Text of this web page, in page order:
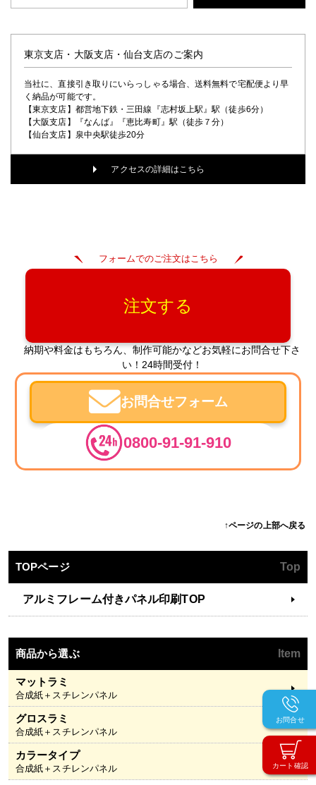
カート確認
お問合せ
東京支店・大阪支店・仙台支店のご案内
当社に、直接引き取りにいらっしゃる場合、送料無料で宅配便より早
く納品が可能です。
【東京支店】都営地下鉄・三田線『志村坂上駅』駅（徒歩6分）
【大阪支店】『なんば』『恵比寿町』駅（徒歩７分）
【仙台支店】泉中央駅徒歩20分
アクセスの詳細はこちら
フォームでのご注文はこちら
注文する
納期や料金はもちろん、制作可能かなどお気軽にお問合せ下さ
い！24時間受付！
お問合せフォーム
0800-91-91-910
↑ページの上部へ戻る
TOPページ Top
アルミフレーム付きパネル印刷TOP
商品から選ぶ Item
マットラミ
合成紙＋スチレンパネル
グロスラミ
合成紙＋スチレンパネル
カラータイプ
合成紙＋スチレンパネル